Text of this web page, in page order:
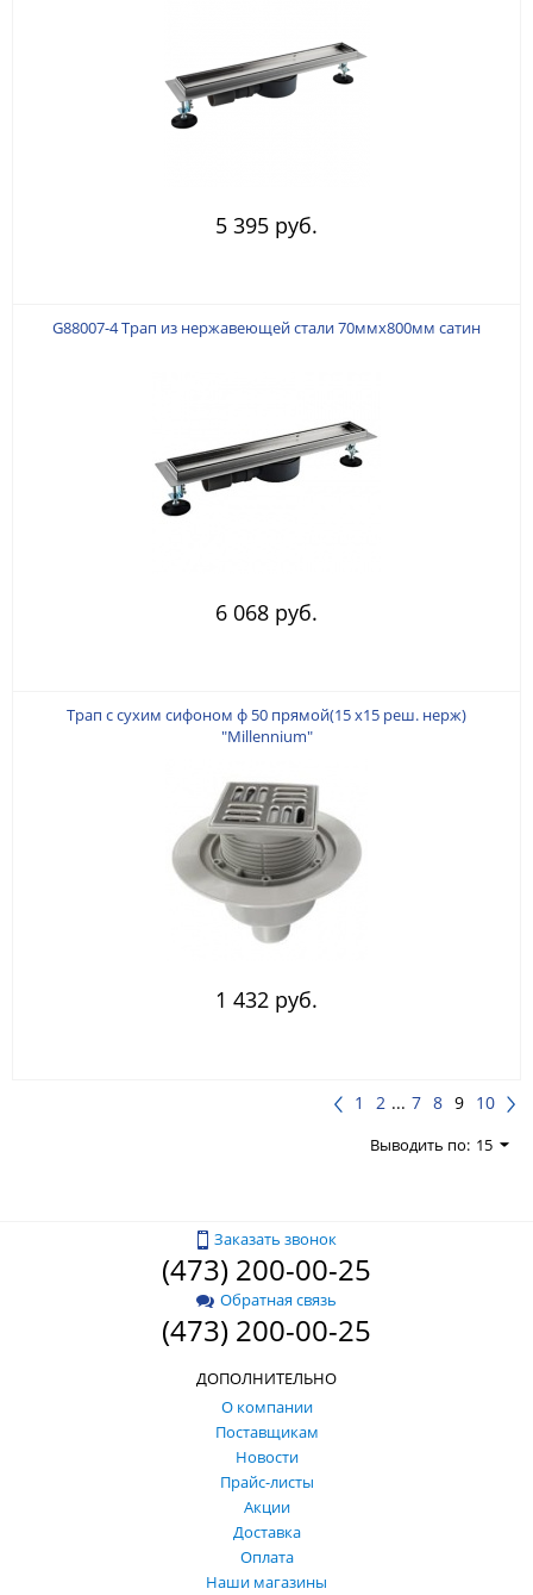
5 395 руб.
G88007-4 Трап из нержавеющей стали 70ммx800мм сатин
6 068 руб.
Трап с сухим сифоном ф 50 прямой(15 х15 реш. нерж)
"Millennium"
1 432 руб.
1 2 ... 7 8 9 10
Выводить по: 15
Заказать звонок
(473) 200-00-25
Обратная связь
(473) 200-00-25
ДОПОЛНИТЕЛЬНО
О компании
Поставщикам
Новости
Прайс-листы
Акции
Доставка
Оплата
Наши магазины